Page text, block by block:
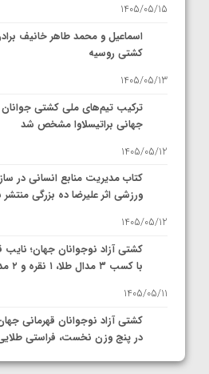
1405/05/15
اسماعیل و محمد طاهر خانیف
کشتی روسیه
1405/05/13
ترکیب تیم‌های ملی کشتی جوانان
جهانی براتیسلاوا مشخص شد
1405/05/12
کتاب مدیریت منابع انسانی در
ورزشی اثر علیرضا ده بزرگی
1405/05/12
کشتی آزاد نوجوانان جهان؛ نایب
با کسب ۳ مدال طلا، ۱ نقره و ۲ مدال برنز
1405/05/11
کشتی آزاد نوجوانان قهرمانی
در پنج وزن نخست، فراستی
1405/05/11